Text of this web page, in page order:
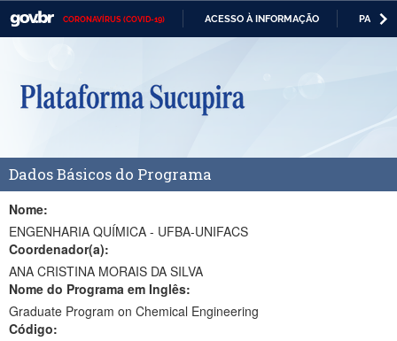
CORONAVÍRUS (COVID-19) ACESSO À INFORMAÇÃO
Casa Civil
Ministério da Defesa
Ministério da Economia
Ministério da Infraestrutura
Ministério da Agricultura, Pecuária e Abastecimento
Ministério da Educação
Ministério da Cidadania
Dados Básicos do Programa
Nome:
ENGENHARIA QUÍMICA - UFBA-UNIFACS
Coordenador(a):
ANA CRISTINA MORAIS DA SILVA
Nome do Programa em Inglês:
Graduate Program on Chemical Engineering
Código: